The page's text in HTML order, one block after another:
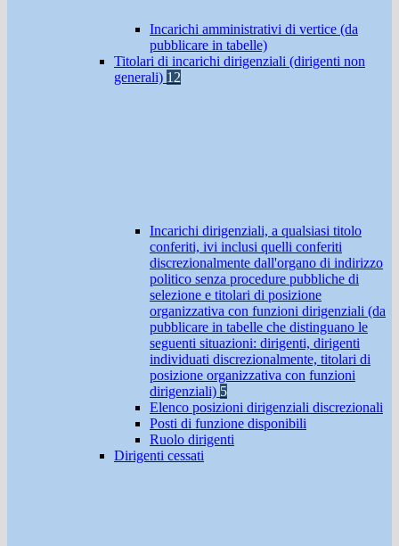
Incarichi amministrativi di vertice (da
pubblicare in tabelle)
Titolari di incarichi dirigenziali (dirigenti non
generali) 12
Incarichi dirigenziali, a qualsiasi titolo
conferiti, ivi inclusi quelli conferiti
discrezionalmente dall'organo di indirizzo
politico senza procedure pubbliche di
selezione e titolari di posizione
organizzativa con funzioni dirigenziali (da
pubblicare in tabelle che distinguano le
seguenti situazioni: dirigenti, dirigenti
individuati discrezionalmente, titolari di
posizione organizzativa con funzioni
dirigenziali) 5
Elenco posizioni dirigenziali discrezionali
Posti di funzione disponibili
Ruolo dirigenti
Dirigenti cessati